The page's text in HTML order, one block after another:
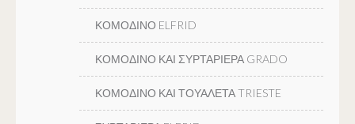
ΚΟΜΟΔΙΝΟ ELFRID
ΚΟΜΟΔΙΝΟ ΚΑΙ ΣΥΡΤΑΡΙΕΡΑ GRADO
ΚΟΜΟΔΙΝΟ ΚΑΙ ΤΟΥΑΛΕΤΑ TRIESTE